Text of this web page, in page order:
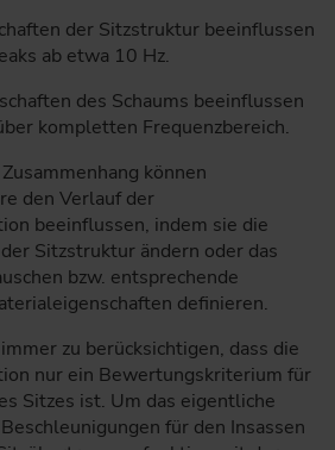
der Sitzstruktur beeinflussen
ab etwa 10 Hz.
des Schaums beeinflussen
kompletten Frequenzbereich.
können
den Verlauf der
beeinflussen, indem sie die
Sitzstruktur ändern oder das
bzw. entsprechende
definieren.
zu berücksichtigen, dass die
nur ein Bewertungskriterium für
Sitzes ist. Um das eigentliche
für den Insassen